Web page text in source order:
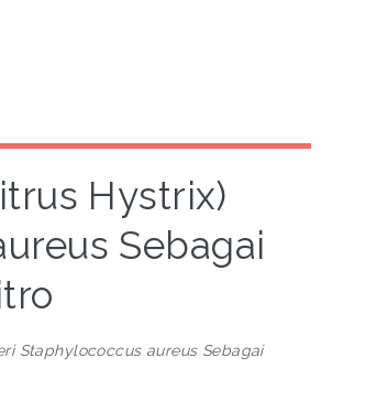
Hystrix)
Sebagai
Staphylococcus aureus Sebagai